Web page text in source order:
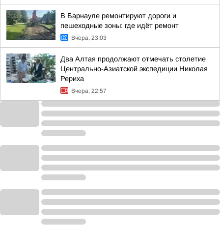
В Барнауле ремонтируют дороги и
пешеходные зоны: где идёт ремонт
Вчера, 23:03
Два Алтая продолжают отмечать столетие
Центрально-Азиатской экспедиции Николая
Рериха
Вчера, 22:57